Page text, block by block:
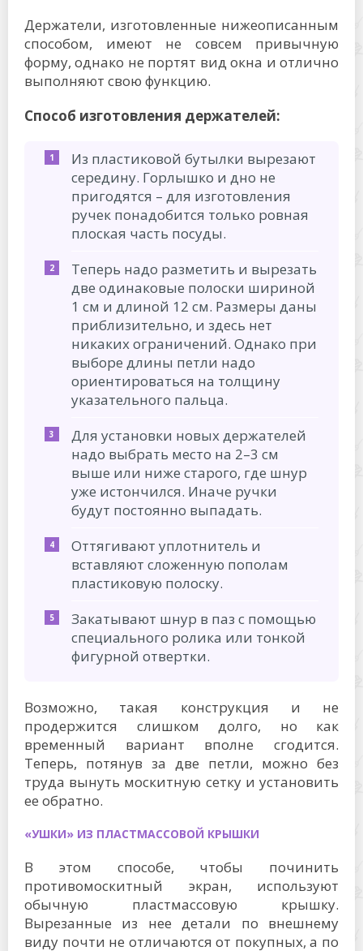
Держатели, изготовленные нижеописанным
способом, имеют не совсем привычную
форму, однако не портят вид окна и отлично
выполняют свою функцию.
Способ изготовления держателей:
Из пластиковой бутылки вырезают
середину. Горлышко и дно не
пригодятся – для изготовления
ручек понадобится только ровная
плоская часть посуды.
Теперь надо разметить и вырезать
две одинаковые полоски шириной
1 см и длиной 12 см. Размеры даны
приблизительно, и здесь нет
никаких ограничений. Однако при
выборе длины петли надо
ориентироваться на толщину
указательного пальца.
Для установки новых держателей
надо выбрать место на 2–3 см
выше или ниже старого, где шнур
уже истончился. Иначе ручки
будут постоянно выпадать.
Оттягивают уплотнитель и
вставляют сложенную пополам
пластиковую полоску.
Закатывают шнур в паз с помощью
специального ролика или тонкой
фигурной отвертки.
Возможно, такая конструкция и не
продержится слишком долго, но как
временный вариант вполне сгодится.
Теперь, потянув за две петли, можно без
труда вынуть москитную сетку и установить
ее обратно.
«УШКИ» ИЗ ПЛАСТМАССОВОЙ КРЫШКИ
В этом способе, чтобы починить
противомоскитный экран, используют
обычную пластмассовую крышку.
Вырезанные из нее детали по внешнему
виду почти не отличаются от покупных, а по